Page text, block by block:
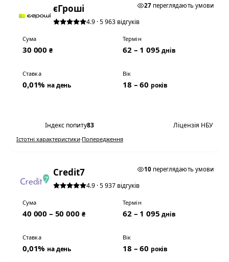
27переглядають умови
єГроші
4.9 · 5 963 відгуків
Сума
30 000 ₴
Термін
62 – 1 095днів
Ставка
0,01% на день
Вік
18 – 60 років
Індекс попиту83 Ліцензія НБУ
Істотні характеристики·Попередження
10переглядають умови
Credit7
4.9 · 5 937 відгуків
Сума
40 000 – 50 000 ₴
Термін
62 – 1 095днів
Ставка
0,01% на день
Вік
18 – 60 років